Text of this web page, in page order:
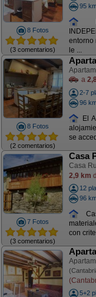
8 Fotos
(3 comentarios)
95
entorno
le ...
8 Fotos
(2 comentarios)
a
2-7
96
El
se
7 Fotos
(3 comentarios)
Casa
Casa
2,9 km
12
96
con
5+2